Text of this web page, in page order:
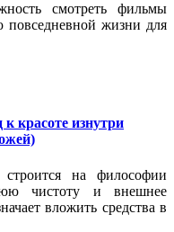
смотреть фильмы
повседневной жизни для
красоте изнутри
строится на философии
чистоту и внешнее
вложить средства в